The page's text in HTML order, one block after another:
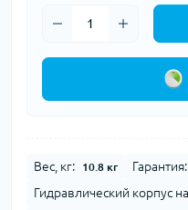
Вес, кг: 10.8 кг Гарантия:
Гидравлический корпус